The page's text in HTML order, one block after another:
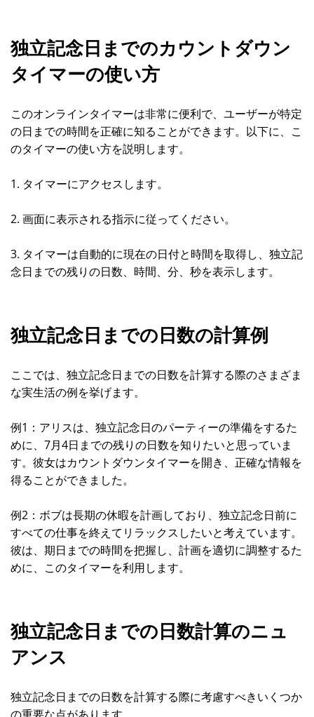
独立記念日までのカウントダウン
タイマーの使い方
このオンラインタイマーは非常に便利で、ユーザーが特定
の日までの時間を正確に知ることができます。以下に、こ
のタイマーの使い方を説明します。
1. タイマーにアクセスします。
2. 画面に表示される指示に従ってください。
3. タイマーは自動的に現在の日付と時間を取得し、独立記
念日までの残りの日数、時間、分、秒を表示します。
独立記念日までの日数の計算例
ここでは、独立記念日までの日数を計算する際のさまざま
な実生活の例を挙げます。
例1：アリスは、独立記念日のパーティーの準備をするた
めに、7月4日までの残りの日数を知りたいと思っていま
す。彼女はカウントダウンタイマーを開き、正確な情報を
得ることができました。
例2：ボブは長期の休暇を計画しており、独立記念日前に
すべての仕事を終えてリラックスしたいと考えています。
彼は、期日までの時間を把握し、計画を適切に調整するた
めに、このタイマーを利用します。
独立記念日までの日数計算のニュ
アンス
独立記念日までの日数を計算する際に考慮すべきいくつか